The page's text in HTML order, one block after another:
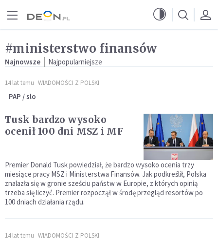
#ministerstwo finansów
Najnowsze Najpopularniejsze
14 lat temu WIADOMOŚCI Z POLSKI
PAP / slo
Tusk bardzo wysoko
ocenił 100 dni MSZ i MF
Premier Donald Tusk powiedział, że bardzo wysoko ocenia trzy
miesiące pracy MSZ i Ministerstwa Finansów. Jak podkreślił, Polska
znalazła się w gronie sześciu państw w Europie, z których opinią
trzeba się liczyć. Premier rozpoczął w środę przegląd resortów po
100 dniach działania rządu.
14 lat temu WIADOMOŚCI Z POLSKI